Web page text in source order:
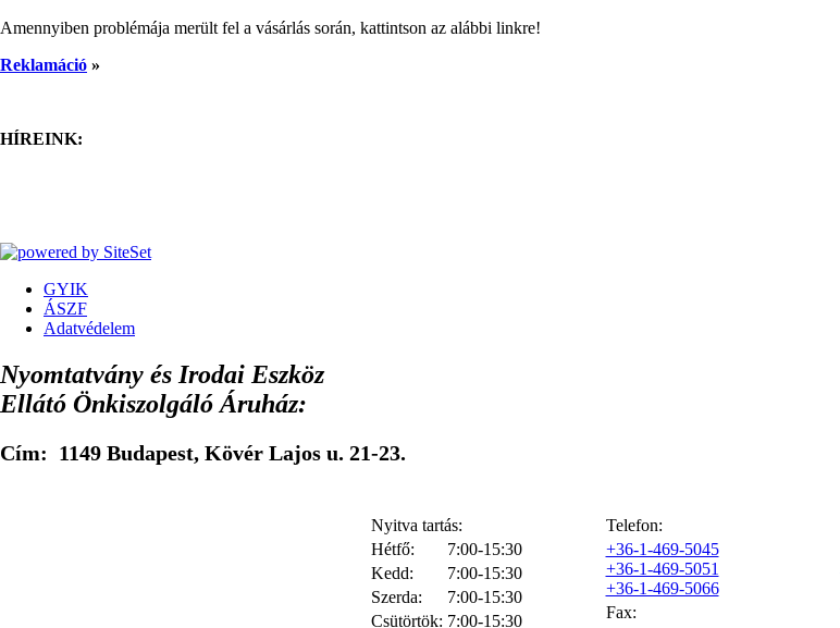
Amennyiben problémája merült fel a vásárlás során, kattintson az alábbi linkre!
Reklamáció »
HÍREINK:
GYIK
ÁSZF
Adatvédelem
Nyomtatvány és Irodai Eszköz
Ellátó Önkiszolgáló Áruház:
Cím: 1149 Budapest, Kövér Lajos u. 21-23.
Nyitva tartás:
Hétfő:
7:00-15:30
Kedd:
7:00-15:30
Szerda:
7:00-15:30
Csütörtök: 7:00-15:30
Telefon:
+36-1-469-5045
+36-1-469-5051
+36-1-469-5066
Fax: